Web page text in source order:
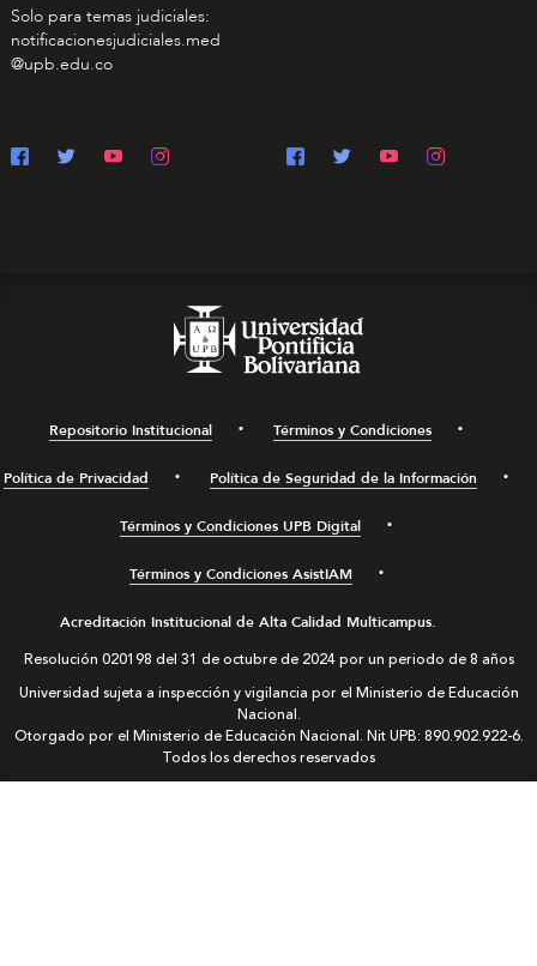
Solo para temas judiciales:
notificacionesjudiciales.med
@upb.edu.co
Repositorio Institucional Términos y Condiciones
Política de Privacidad Política de Seguridad de la Información
Términos y Condiciones UPB Digital
Términos y Condiciones AsistIAM
Acreditación Institucional de Alta Calidad Multicampus.
Resolución 020198 del 31 de octubre de 2024 por un periodo de 8 años
Universidad sujeta a inspección y vigilancia por el Ministerio de Educación
Nacional.
Otorgado por el Ministerio de Educación Nacional. Nit UPB: 890.902.922-6.
Todos los derechos reservados